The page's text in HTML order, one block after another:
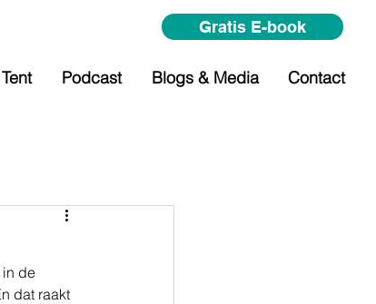
Gratis E-book
Podcast Blogs & Media Contact
de
dat raakt